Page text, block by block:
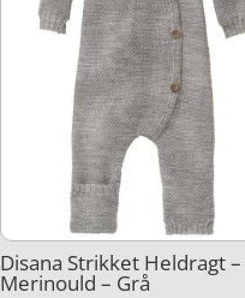
Disana Strikket Heldragt –
Merinould – Grå